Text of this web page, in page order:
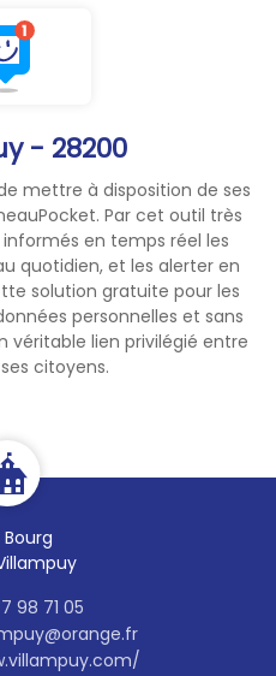
- 28200
mettre à disposition de ses
Par cet outil très
en temps réel les
quotidien, et les alerter en
solution gratuite pour les
personnelles et sans
véritable lien privilégié entre
citoyens.
98 71 05